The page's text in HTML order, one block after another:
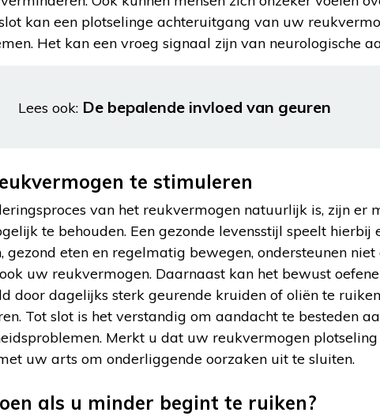
kan een plotselinge achteruitgang van uw
Het kan een vroeg signaal zijn van neurologische
Lees ook: De bepalende invloed van geuren
te stimuleren
van het reukvermogen natuurlijk is, zijn er
te behouden. Een gezonde levensstijl speelt hierbij
gezond eten en regelmatig bewegen, ondersteunen
uw reukvermogen. Daarnaast kan het bewust
door dagelijks sterk geurende kruiden of oliën te
Tot slot is het verstandig om aandacht te besteden
Merkt u dat uw reukvermogen
uw arts om onderliggende oorzaken uit te sluiten.
als u minder begint te ruiken?